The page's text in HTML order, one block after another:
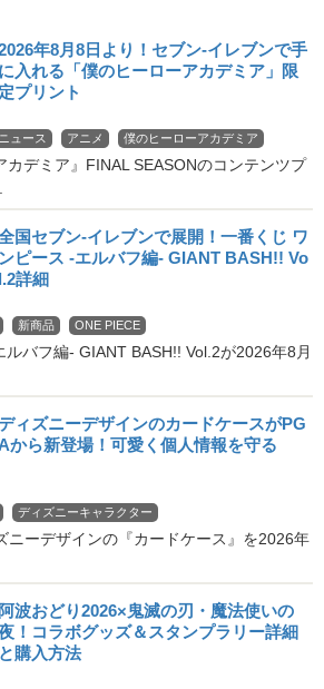
年8月8日より！セブン‐イレブンで手
に入れる「僕のヒーローアカデミア」限
定プリント
ュース アニメ 僕のヒーローアカデミア
カデミア』FINAL SEASONのコンテンツプ
国セブン‐イレブンで展開！一番くじ ワ
ンピース -エルバフ編- GIANT BASH!! Vo
l.2詳細
新商品 ONE PIECE
バフ編- GIANT BASH!! Vol.2が2026年8月
ィズニーデザインのカードケースがPG
から新登場！可愛く個人情報を守る
ディズニーキャラクター
ニーデザインの『カードケース』を2026年
阿波おどり2026×鬼滅の刃・魔法使いの
！コラボグッズ＆スタンプラリー詳細
と購入方法